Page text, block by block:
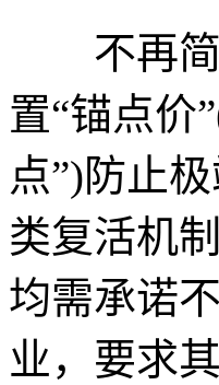
不再简
置“锚点价
点”)防止
类复活机
均需承诺
业，要求